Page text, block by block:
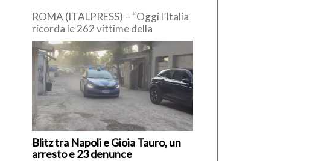
ROMA (ITALPRESS) – “Oggi l’Italia
ricorda le 262 vittime della
tragedia di Marcinelle. 136 gli
italiani, emigrati in Belgio in […]
Blitz tra Napoli e Gioia Tauro, un
arresto e 23 denunce